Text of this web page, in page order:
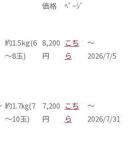
価格
ﾍﾟｰｼﾞ
約1.5kg(6
～8玉)
8,200
円
こち
ら
～
2026/7/5
約1.7㎏(7
～10玉)
7,200
円
こち
ら
～
2026/7/31